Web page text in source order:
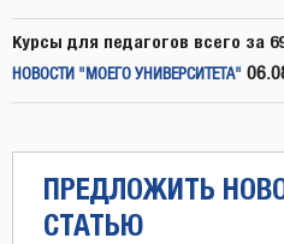
Курсы для педагогов всего за
НОВОСТИ "МОЕГО УНИВЕРСИТЕТА"
ПРЕДЛОЖИТЬ
СТАТЬЮ